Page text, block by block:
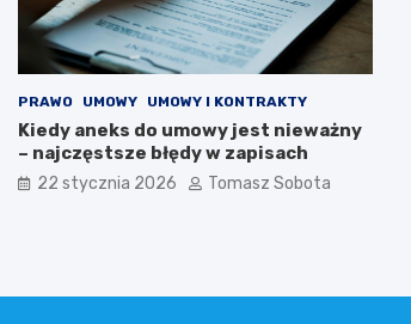
PRAWO UMOWY UMOWY I KONTRAKTY
Kiedy aneks do umowy jest nieważny
– najczęstsze błędy w zapisach
22 stycznia 2026 Tomasz Sobota